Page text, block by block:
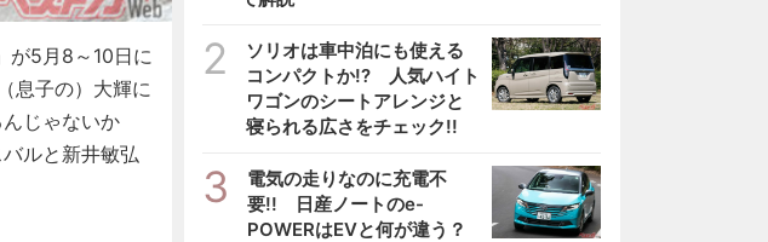
が5月8～10日に
息子の）大輝に
じゃないか
ルと新井敏弘
2
ソリオは車中泊にも使える
コンパクトか!? 人気ハイト
ワゴンのシートアレンジと
寝られる広さをチェック!!
3
電気の走りなのに充電不
要!! 日産ノートのe-
POWERはEVと何が違う？